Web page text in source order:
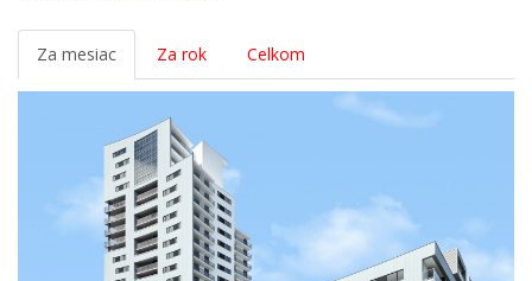
Za mesiac Za rok Celkom